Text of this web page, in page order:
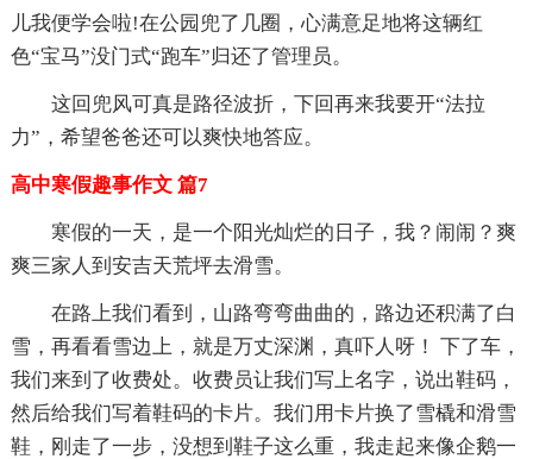
儿我便学会啦!在公园兜了几圈，心满意足地将这辆红
色“宝马”没门式“跑车”归还了管理员。
这回兜风可真是路径波折，下回再来我要开“法拉
力”，希望爸爸还可以爽快地答应。
高中寒假趣事作文 篇7
寒假的一天，是一个阳光灿烂的日子，我？闹闹？爽
爽三家人到安吉天荒坪去滑雪。
在路上我们看到，山路弯弯曲曲的，路边还积满了白
雪，再看看雪边上，就是万丈深渊，真吓人呀！ 下了车，
我们来到了收费处。收费员让我们写上名字，说出鞋码，
然后给我们写着鞋码的卡片。我们用卡片换了雪橇和滑雪
鞋，刚走了一步，没想到鞋子这么重，我走起来像企鹅一